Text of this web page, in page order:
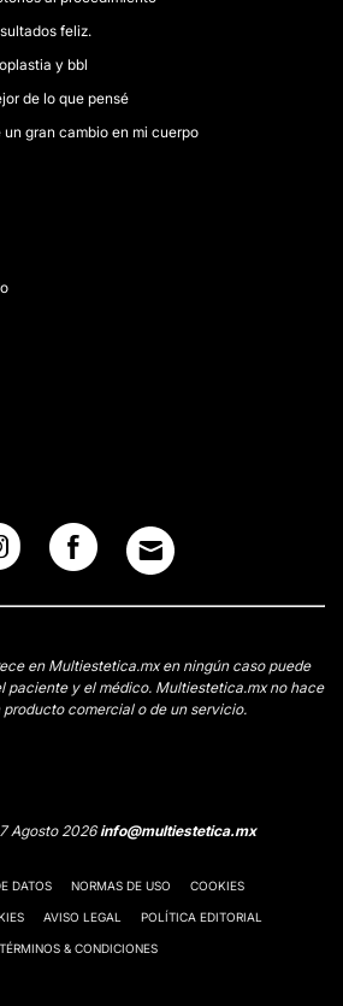
feliz.
y bbl
de lo que pensé
gran cambio en mi cuerpo
en Multiestetica.mx en ningún caso puede
paciente y el médico. Multiestetica.mx no hace
producto comercial o de un servicio.
Agosto 2026info@multiestetica.mx
DATOS NORMAS DE USO COOKIES
AVISO LEGAL POLÍTICA EDITORIAL
TÉRMINOS & CONDICIONES